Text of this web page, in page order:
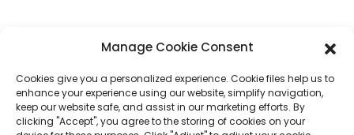
LIENS RAPIDES PRODUITS
Manage Cookie Consent
Cookies give you a personalized experience. Cookie files help us to
enhance your experience using our website, simplify navigation,
keep our website safe, and assist in our marketing efforts. By
clicking "Accept", you agree to the storing of cookies on your